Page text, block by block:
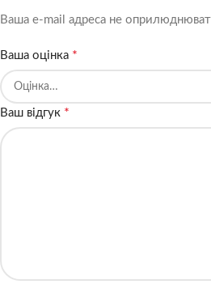
Ваша e-mail адреса не
Ваша оцінка *
Ваш відгук *